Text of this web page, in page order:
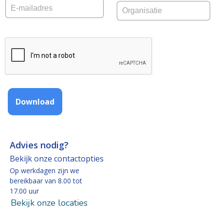
Download
Advies nodig?
Bekijk onze contactopties
Op werkdagen zijn we
bereikbaar van 8.00 tot
17.00 uur
Bekijk onze locaties